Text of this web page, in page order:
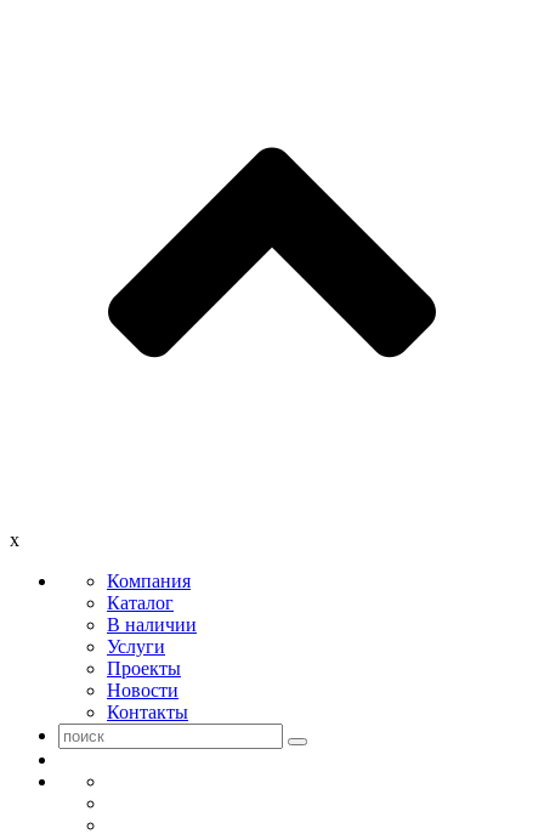
x
Компания
Каталог
В наличии
Услуги
Проекты
Новости
Контакты